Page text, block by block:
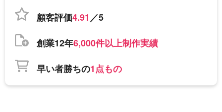
顧客評価4.91／5
創業12年6,000件以上制作実績
早い者勝ちの1点もの